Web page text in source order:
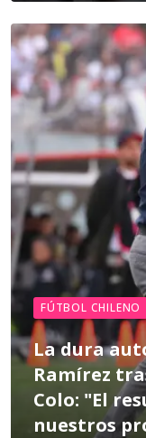
FÚTBOL CHILENO
La dura
Ramírez
Colo: "El
nuestros